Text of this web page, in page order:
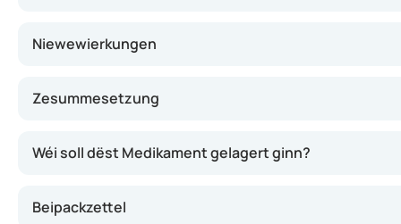
Niewewierkungen
Zesummesetzung
Wéi soll dëst Medikament gelagert ginn?
Beipackzettel